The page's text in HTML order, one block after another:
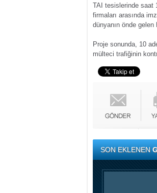
TAI tesislerinde saat
firmaları arasında
dünyanın önde
Proje sonunda, 10
mülteci trafiğinin
SON EKLENEN